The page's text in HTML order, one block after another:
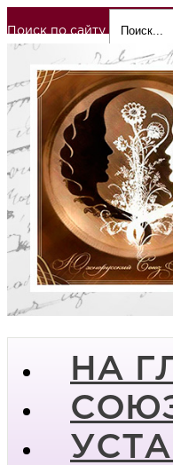
Поиск по сайту
НА